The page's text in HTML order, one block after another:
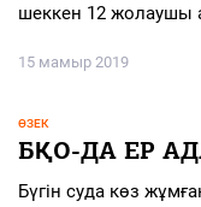
шеккен 12 жолаушы
15 мамыр 2019
ӨЗЕК
БҚО-ДА ЕР
Бүгін суда көз